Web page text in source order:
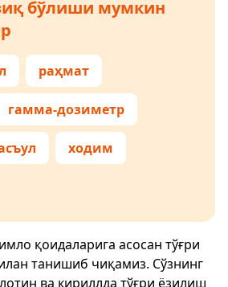
бўлиши мумкин
раҳмат
гамма-дозиметр
ходим
қоидаларига асосан тўғри
танишиб чиқамиз. Сўзнинг
ва кириллда тўғри ёзилиш